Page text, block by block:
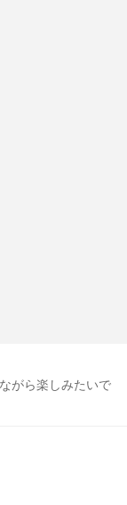
がら楽しみたいで